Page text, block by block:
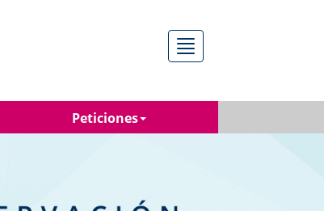
Menú
Peticiones